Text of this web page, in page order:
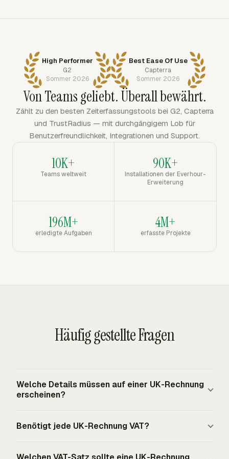
High Performer
G2
Sommer 2026
Best Ease Of Use
Capterra
Sommer 2026
Von Teams geliebt. Überall bewährt.
Zählt zu den besten Zeiterfassungstools bei G2, Capterra
und TrustRadius — mit durchgängigem Lob für
Benutzerfreundlichkeit, Integrationen und Support.
10K+
Teams weltweit
90K+
Installationen der Everhour-
Erweiterung
196M+
erledigte Aufgaben
4M+
erfasste Projekte
Häufig gestellte Fragen
Welche Details müssen auf einer UK-Rechnung
erscheinen?
Rechnungsnummer, Lieferantenname, Adresse und
Kundenunternehmens, eine klare Beschreibung,
Benötigt jede UK-Rechnung VAT?